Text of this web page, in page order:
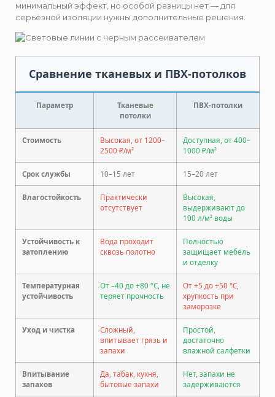
минимальный эффект, но особой разницы нет — для
серьёзной изоляции нужны дополнительные решения.
Сравнение тканевых и ПВХ-потолков
Параметр
Тканевые
потолки
ПВХ-потолки
Стоимость
Высокая, от 1200–
2500 ₽/м²
Доступная, от 400–
1000 ₽/м²
Срок службы 10–15 лет 15–20 лет
Влагостойкость
Практически
отсутствует
Высокая,
выдерживают до
100 л/м² воды
Устойчивость к
затоплению
Вода проходит
сквозь полотно
Полностью
защищает мебель
и отделку
Температурная
устойчивость
От –40 до +80 °C, не
теряет прочность
От +5 до +50 °C,
хрупкость при
заморозке
Уход и чистка
Сложный,
впитывает грязь и
запахи
Простой,
достаточно
влажной салфетки
Впитывание
запахов
Да, табак, кухня,
бытовые запахи
Нет, запахи не
задерживаются